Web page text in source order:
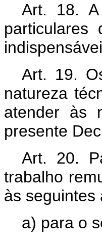
Art. 18. A
particulares
Art. 19.
natureza
atender às
presente
Art. 20.
trabalho
às seguintes
a) para o